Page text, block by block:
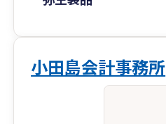
小田島会計事務所